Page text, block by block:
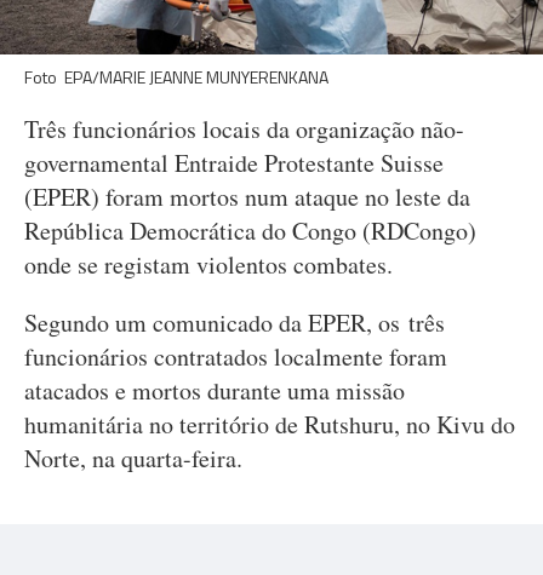
Foto EPA/MARIE JEANNE MUNYERENKANA
Três funcionários locais da organização não-
governamental Entraide Protestante Suisse
(EPER) foram mortos num ataque no leste da
República Democrática do Congo (RDCongo)
onde se registam violentos combates.
Segundo um comunicado da EPER, os três
funcionários contratados localmente foram
atacados e mortos durante uma missão
humanitária no território de Rutshuru, no Kivu do
Norte, na quarta-feira.